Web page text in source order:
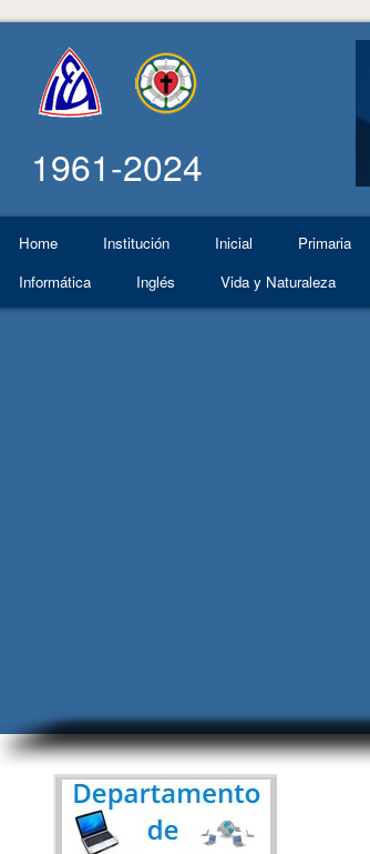
1961-2024
Home Institución Inicial Primaria
Informática
Inglés Vida y Naturaleza